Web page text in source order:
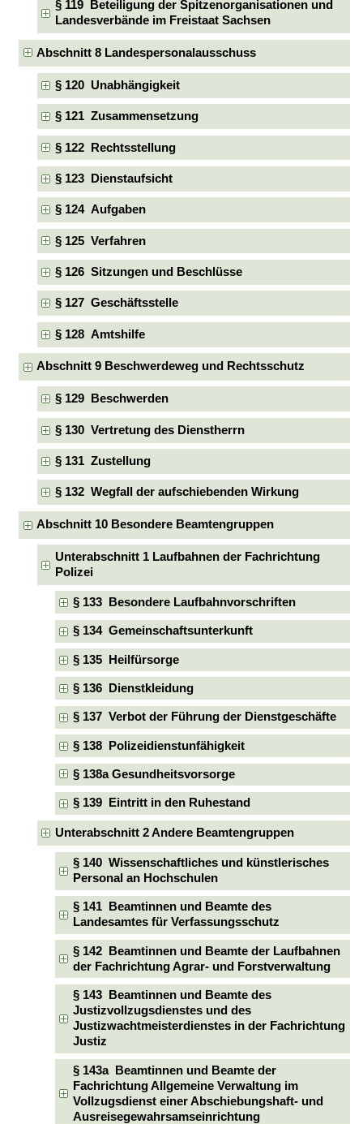
§ 119 Beteiligung der Spitzenorganisationen und
Landesverbände im Freistaat Sachsen
Abschnitt 8 Landespersonalausschuss
§ 120 Unabhängigkeit
§ 121 Zusammensetzung
§ 122 Rechtsstellung
§ 123 Dienstaufsicht
§ 124 Aufgaben
§ 125 Verfahren
§ 126 Sitzungen und Beschlüsse
§ 127 Geschäftsstelle
§ 128 Amtshilfe
Abschnitt 9 Beschwerdeweg und Rechtsschutz
§ 129 Beschwerden
§ 130 Vertretung des Dienstherrn
§ 131 Zustellung
§ 132 Wegfall der aufschiebenden Wirkung
Abschnitt 10 Besondere Beamtengruppen
Unterabschnitt 1 Laufbahnen der Fachrichtung
Polizei
§ 133 Besondere Laufbahnvorschriften
§ 134 Gemeinschaftsunterkunft
§ 135 Heilfürsorge
§ 136 Dienstkleidung
§ 137 Verbot der Führung der Dienstgeschäfte
§ 138 Polizeidienstunfähigkeit
§ 138a Gesundheitsvorsorge
§ 139 Eintritt in den Ruhestand
Unterabschnitt 2 Andere Beamtengruppen
§ 140 Wissenschaftliches und künstlerisches
Personal an Hochschulen
§ 141 Beamtinnen und Beamte des
Landesamtes für Verfassungsschutz
§ 142 Beamtinnen und Beamte der Laufbahnen
der Fachrichtung Agrar- und Forstverwaltung
§ 143 Beamtinnen und Beamte des
Justizvollzugsdienstes und des
Justizwachtmeisterdienstes in der Fachrichtung
Justiz
§ 143a Beamtinnen und Beamte der
Fachrichtung Allgemeine Verwaltung im
Vollzugsdienst einer Abschiebungshaft- und
Ausreisegewahrsamseinrichtung